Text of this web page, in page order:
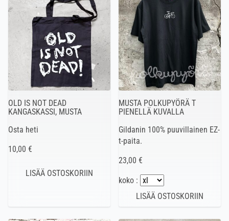
OLD IS NOT DEAD
KANGASKASSI, MUSTA
Osta heti
10,00 €
MUSTA POLKUPYÖRÄ T
PIENELLÄ KUVALLA
Gildanin 100% puuvillainen EZ-
t-paita.
23,00 €
koko :